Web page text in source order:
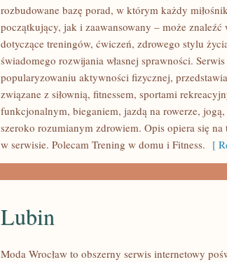
rozbudowane bazę porad, w którym każdy
początkujący, jak i zaawansowany – może znaleźć
dotyczące treningów, ćwiczeń, zdrowego stylu
świadomego rozwijania własnej sprawności.
popularyzowaniu aktywności fizycznej,
związane z siłownią, fitnessem, sportami
funkcjonalnym, bieganiem, jazdą na rowerze, jogą,
szeroko rozumianym zdrowiem. Opis opiera się na
w serwisie. Polecam Trening w domu i Fitness. [
Lubin
Moda Wrocław to obszerny serwis internetowy